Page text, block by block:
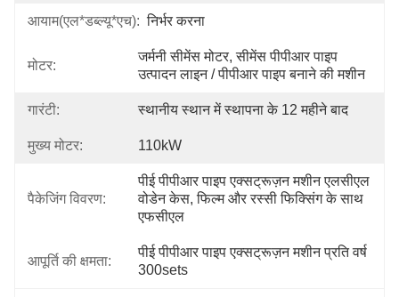
आयाम(एल*डब्ल्यू*एच): निर्भर करना
मोटर:
जर्मनी सीमेंस मोटर, सीमेंस पीपीआर पाइप
उत्पादन लाइन / पीपीआर पाइप बनाने की मशीन
गारंटी: स्थानीय स्थान में स्थापना के 12 महीने बाद
मुख्य मोटर: 110kW
पैकेजिंग विवरण:
पीई पीपीआर पाइप एक्सट्रूज़न मशीन एलसीएल
वोडेन केस, फिल्म और रस्सी फिक्सिंग के साथ
एफसीएल
आपूर्ति की क्षमता:
पीई पीपीआर पाइप एक्सट्रूज़न मशीन प्रति वर्ष
300sets